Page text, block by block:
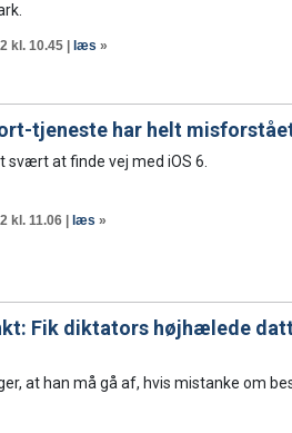
kl. 10.45 | læs »
tjeneste har helt
svært at finde vej med iOS 6.
kl. 11.06 | læs »
Fik diktators højhælede
at han må gå af, hvis mistanke om